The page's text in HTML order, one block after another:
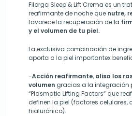
Filorga Sleep & Lift Crema es un
reafirmante de noche que nutre,
favorece la recuperación de la
y el volumen de tu piel.
La exclusiva combinación de
aporta a la piel importantex
-Acción reafirmante, alisa los
volumen gracias a la integración
“Plasmatic Lifting Factors” que
definen la piel (factores
hialurónico).